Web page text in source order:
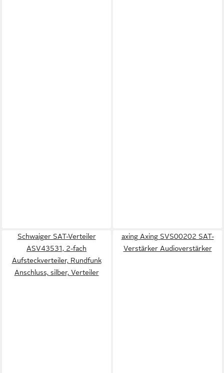
Schwaiger SAT-Verteiler
ASV43531, 2-fach
Aufsteckverteiler, Rundfunk
Anschluss, silber, Verteiler
axing Axing SVS00202 SAT-
Verstärker Audioverstärker